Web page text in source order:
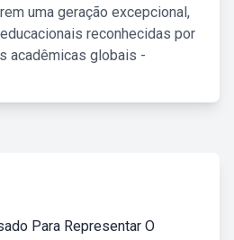
uma geração excepcional,
reconhecidas por
acadêmicas globais -
Para Representar O